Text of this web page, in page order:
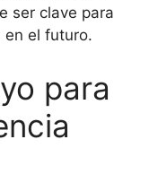
ser clave para
en el futuro.
para